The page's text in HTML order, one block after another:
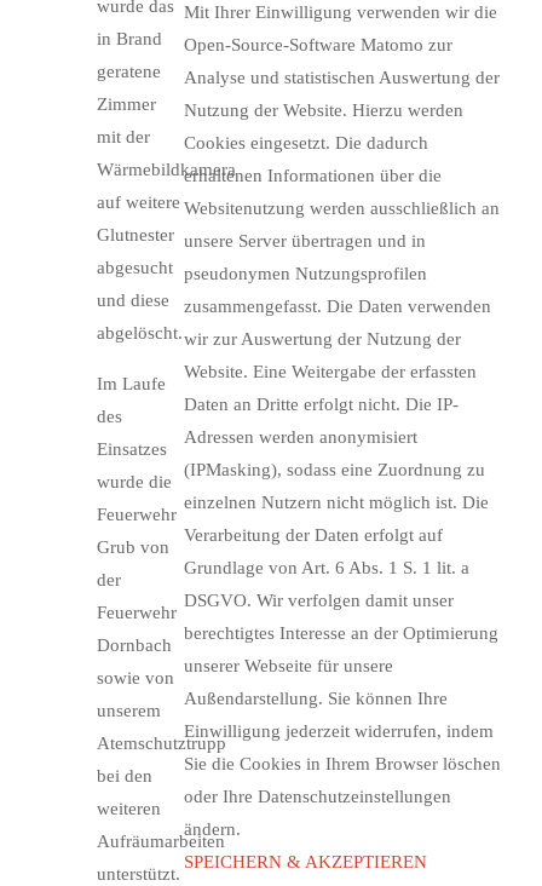
wurde das
in Brand
geratene
Zimmer
mit der
Wärmebildkamera
auf weitere
Glutnester
abgesucht
und diese
abgelöscht.
Im Laufe
des
Einsatzes
wurde die
Feuerwehr
Grub von
der
Feuerwehr
Dornbach
sowie von
unserem
Atemschutztrupp
bei den
weiteren
Aufräumarbeiten
unterstützt.
Mit Ihrer Einwilligung verwenden wir die
Open-Source-Software Matomo zur
Analyse und statistischen Auswertung der
Nutzung der Website. Hierzu werden
Cookies eingesetzt. Die dadurch
erhaltenen Informationen über die
Websitenutzung werden ausschließlich an
unsere Server übertragen und in
pseudonymen Nutzungsprofilen
zusammengefasst. Die Daten verwenden
wir zur Auswertung der Nutzung der
Website. Eine Weitergabe der erfassten
Daten an Dritte erfolgt nicht. Die IP-
Adressen werden anonymisiert
(IPMasking), sodass eine Zuordnung zu
einzelnen Nutzern nicht möglich ist. Die
Verarbeitung der Daten erfolgt auf
Grundlage von Art. 6 Abs. 1 S. 1 lit. a
DSGVO. Wir verfolgen damit unser
berechtigtes Interesse an der Optimierung
unserer Webseite für unsere
Außendarstellung. Sie können Ihre
Einwilligung jederzeit widerrufen, indem
Sie die Cookies in Ihrem Browser löschen
oder Ihre Datenschutzeinstellungen
ändern.
SPEICHERN & AKZEPTIEREN